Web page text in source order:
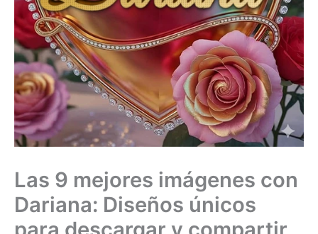
Las 9 mejores imágenes con
Dariana: Diseños únicos